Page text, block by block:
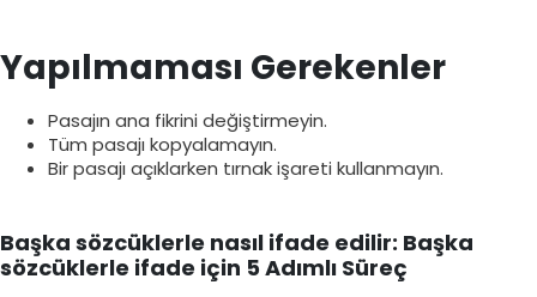
Yapılmaması Gerekenler
Pasajın ana fikrini değiştirmeyin.
Tüm pasajı kopyalamayın.
Bir pasajı açıklarken tırnak işareti kullanmayın.
Başka sözcüklerle nasıl ifade edilir: Başka
sözcüklerle ifade için 5 Adımlı Süreç